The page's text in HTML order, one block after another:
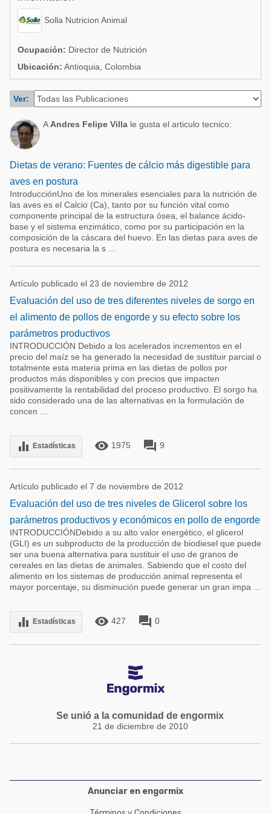
Acuacultura
Micotoxinas
Avicultura
Porcicultura
Lechería
Comunidades en portugués
Avicultura
Porcicultura
Ganadería
Lechería
Solla Nutricion Animal
Ocupación: Director de Nutrición
Ubicación: Antioquia, Colombia
Ver:
A Andres Felipe Villa le gusta el articulo tecnico:
Dietas de verano: Fuentes de cálcio más digestible para
aves en postura
IntroducciónUno de los minerales esenciales para la nutrición de
las aves es el Calcio (Ca), tanto por su función vital como
componente principal de la estructura ósea, el balance ácido-
base y el sistema enzimático, como por su participación en la
composición de la cáscara del huevo. En las dietas para aves de
postura es necesaria la s ...
Artículo publicado el 23 de noviembre de 2012
Evaluación del uso de tres diferentes niveles de sorgo en
el alimento de pollos de engorde y su efecto sobre los
parámetros productivos
INTRODUCCIÓN Debido a los acelerados incrementos en el
precio del maíz se ha generado la necesidad de sustituir parcial o
totalmente esta materia prima en las dietas de pollos por
productos más disponibles y con precios que impacten
positivamente la rentabilidad del proceso productivo. El sorgo ha
sido considerado una de las alternativas en la formulación de
concen ...
equalizer Estadísticas remove_red_eye 1975 forum 9
Artículo publicado el 7 de noviembre de 2012
Evaluación del uso de tres niveles de Glicerol sobre los
parámetros productivos y económicos en pollo de engorde
INTRODUCCIÓNDebido a su alto valor energético, el glicerol
(GLI) es un subproducto de la producción de biodiesel que puede
ser una buena alternativa para sustituir el uso de granos de
cereales en las dietas de animales. Sabiendo que el costo del
alimento en los sistemas de producción animal representa el
mayor porcentaje, su disminución puede generar un gran impa ...
equalizer Estadísticas remove_red_eye 427 forum 0
Se unió a la comunidad de engormix
21 de diciembre de 2010
Anunciar en engormix